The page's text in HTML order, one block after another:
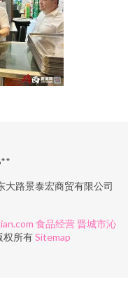
大路景泰宏商贸有限公司
食品经营 晋城市沁
权所有Sitemap